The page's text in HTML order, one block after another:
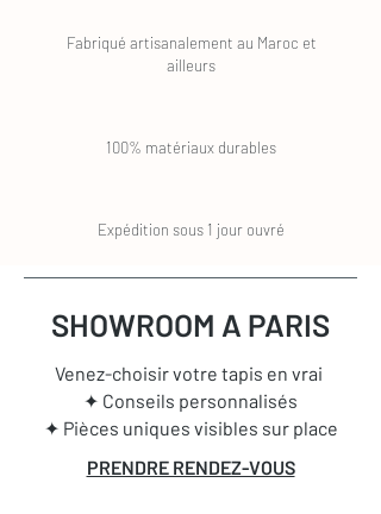
Fabriqué artisanalement au Maroc et
ailleurs
100% matériaux durables
Expédition sous 1 jour ouvré
SHOWROOM A PARIS
Venez-choisir votre tapis en vrai
✦ Conseils personnalisés
✦ Pièces uniques visibles sur place
PRENDRE RENDEZ-VOUS